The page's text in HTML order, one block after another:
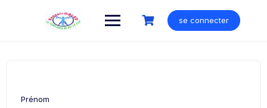
se connecter
Prénom